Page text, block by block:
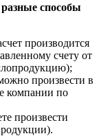
способы
производится
счету от
произвести в
компании по
произвести